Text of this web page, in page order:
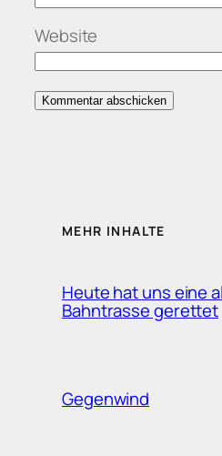
Website
MEHR INHALTE
Heute hat uns eine
Bahntrasse gerettet
Gegenwind